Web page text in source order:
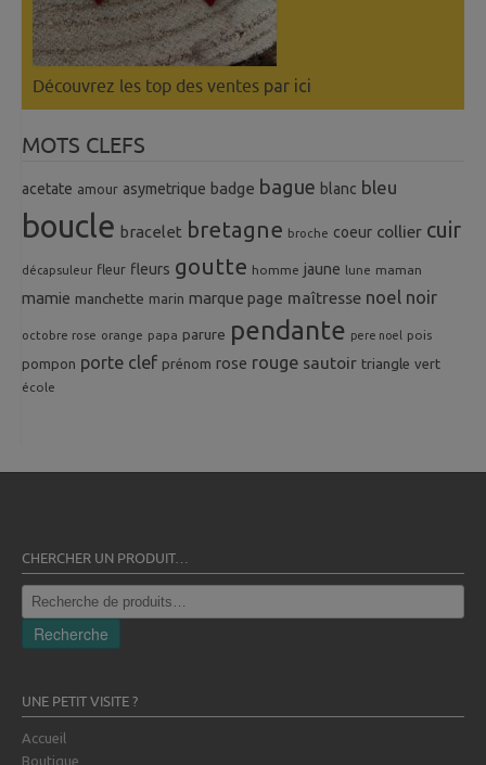
Découvrez les top des ventes par ici
MOTS CLEFS
acetate amour asymetrique badge bague blanc bleu
boucle bracelet bretagne broche coeur collier cuir
décapsuleur fleur fleurs goutte homme jaune lune maman
mamie manchette marin marque page maîtresse noel noir
octobre rose orange papa parure pendante pere noel pois
pompon porte clef prénom rose rouge sautoir triangle vert
école
CHERCHER UN PRODUIT…
Recherche
pour :
Recherche
UNE PETIT VISITE ?
Accueil
Boutique